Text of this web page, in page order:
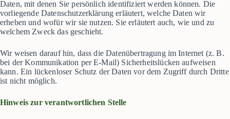
Daten, mit denen Sie persönlich identifiziert werden können. Die
vorliegende Datenschutzerklärung erläutert, welche Daten wir
erheben und wofür wir sie nutzen. Sie erläutert auch, wie und zu
welchem Zweck das geschieht.
Wir weisen darauf hin, dass die Datenübertragung im Internet (z. B.
bei der Kommunikation per E-Mail) Sicherheitslücken aufweisen
kann. Ein lückenloser Schutz der Daten vor dem Zugriff durch Dritte
ist nicht möglich.
Hinweis zur verantwortlichen Stelle